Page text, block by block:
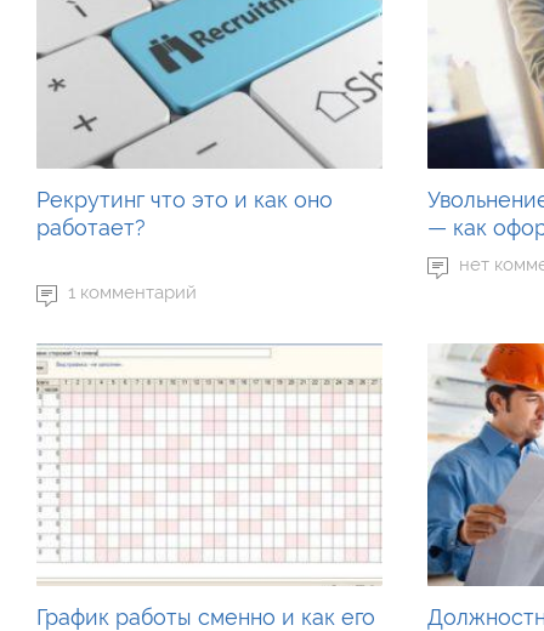
Рекрутинг что это и как оно
работает?
1 комментарий
— как
нет
График работы сменно и как его